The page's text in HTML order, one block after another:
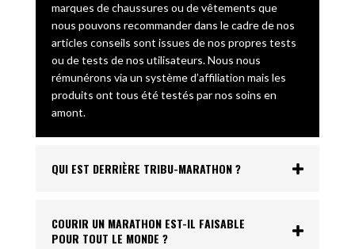
marques de chaussures ou de vêtements que
nous pouvons recommander dans le cadre de nos
articles conseils sont issues de nos propres tests
ou de tests de nos utilisateurs. Nous nous
rémunérons via un système d’affiliation mais les
produits ont tous été testés par nos soins en
amont.
QUI EST DERRIÈRE TRIBU-MARATHON ?
COURIR UN MARATHON EST-IL FAISABLE
POUR TOUT LE MONDE ?